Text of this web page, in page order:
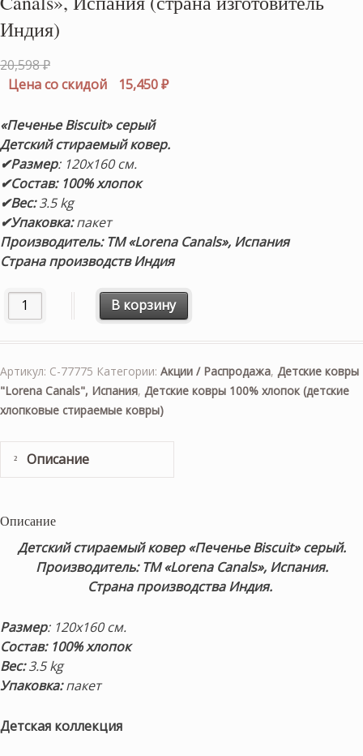
Индия)
20,598₽Первоначальная
цена
20,598 ₽.
Цена со скидой 15,450₽Текущая
«Печенье Biscuit» серый
Детский стираемый ковер.
✔Размер: 120х160 см.
✔Состав: 100% хлопок
✔Вес: 3.5 kg
✔Упаковка:пакет
Производитель: ТМ «Lorena Canals», Испания
Страна производств Индия
Количество товара Детский стираемый ковер
В корзину
Артикул: C-77775 Категории: Акции / Распродажа, Детские ковры
"Lorena Canals", Испания, Детские ковры 100% хлопок (детские
хлопковые стираемые ковры)
Описание
Описание
Детский стираемый ковер «Печенье Biscuit» серый.
Производитель: ТМ «Lorena Canals», Испания.
Страна производства Индия.
Размер: 120х160 см.
Состав: 100% хлопок
Вес: 3.5 kg
Упаковка:пакет
Детская коллекция